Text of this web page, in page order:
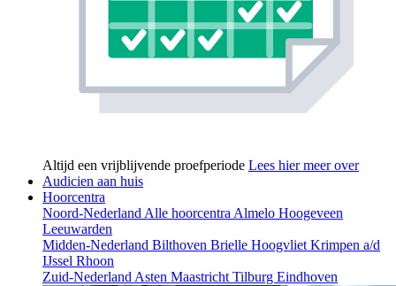
Altijd een vrijblijvende proefperiode Lees hier meer over
Audicien aan huis
Hoorcentra
Noord-NederlandAlle hoorcentraAlmelo Hoogeveen
Leeuwarden
Midden-Nederland Bilthoven Brielle HoogvlietKrimpen a/d
IJssel Rhoon
Zuid-NederlandAsten MaastrichtTilburg Eindhoven